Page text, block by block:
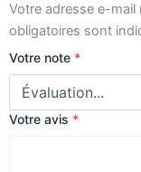
Votre adresse e-mail
obligatoires sont
Votre note *
Votre avis *